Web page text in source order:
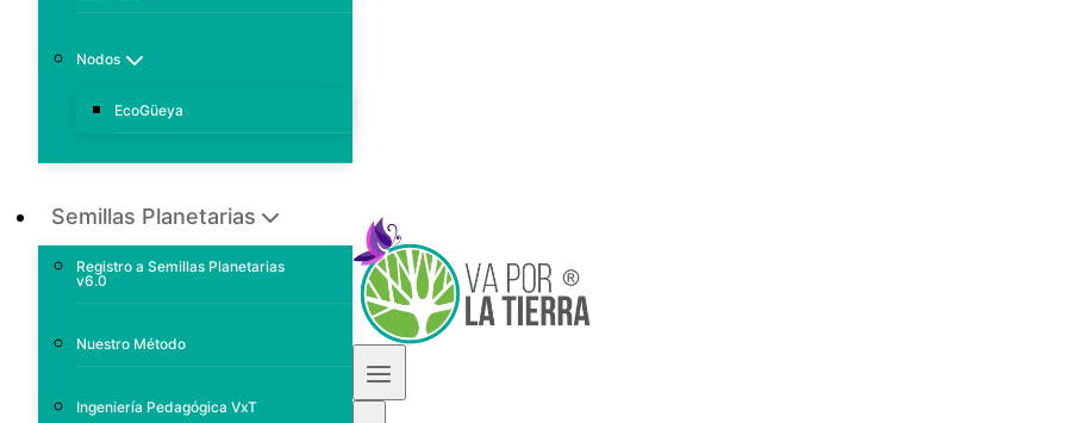
Nodos
EcoGüeya
Semillas Planetarias
Registro a Semillas Planetarias
v6.0
Nuestro Método
Ingeniería Pedagógica VxT